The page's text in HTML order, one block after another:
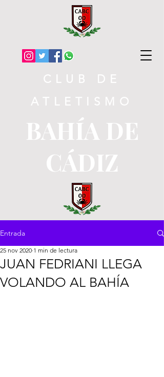
BAHÍA DE
CÁDIZ
CLUB DE
ATLETISMO
Entrada
JUAN FEDRIANI LLEGA
VOLANDO AL BAHÍA
25 nov 2020 1 min de lectura